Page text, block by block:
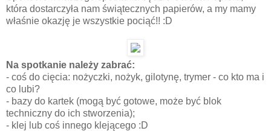
która dostarczyła nam świątecznych papierów, a my mamy
właśnie okazję je wszystkie pociąć!! :D
Na spotkanie należy zabrać:
- coś do cięcia: nożyczki, nożyk, gilotynę, trymer - co kto ma i
co lubi?
- bazy do kartek (mogą być gotowe, może być blok
techniczny do ich stworzenia);
- klej lub coś innego klejącego :D